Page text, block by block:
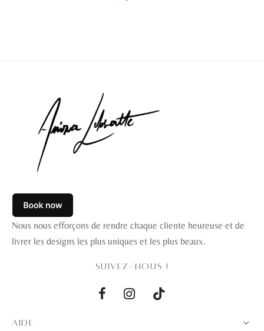
Nous nous efforçons de rendre chaque cliente heureuse et de
livrer les designs les plus uniques et les plus beaux.
SUIVEZ-NOUS !
AIDE